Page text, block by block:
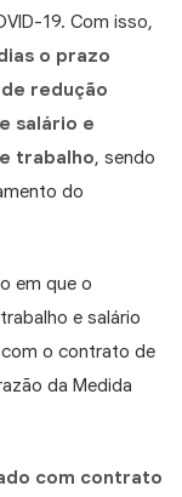
19. Com isso,
o prazo
redução
salário e
trabalho, sendo
do
em que o
e salário
o contrato de
da Medida
com contrato